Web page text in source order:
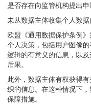
是否存在向监管机构提出
未从数据主体收集个人数据
欧盟《通用数据保护条例
个人决策，包括用户图像
逻辑的有意义的信息，以
后果。
此外，数据主体有权获得
织的信息。在这种情况下
保障措施。